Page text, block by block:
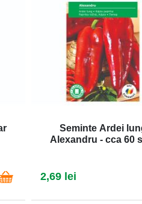
Seminte Ardei
Alexandru - cca 60
2,69 lei